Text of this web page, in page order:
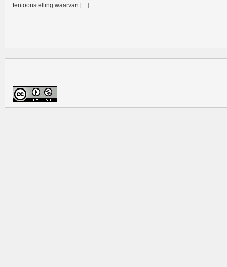
tentoonstelling waarvan […]